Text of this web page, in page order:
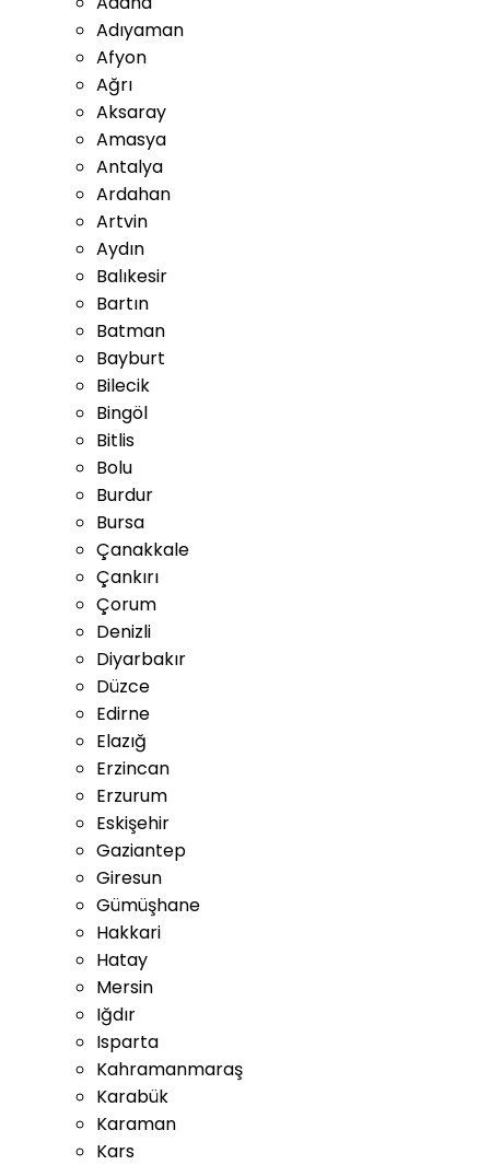
Adıyaman
Afyon
Ağrı
Aksaray
Amasya
Antalya
Ardahan
Artvin
Aydın
Balıkesir
Bartın
Batman
Bayburt
Bilecik
Bingöl
Bitlis
Bolu
Burdur
Bursa
Çanakkale
Çankırı
Çorum
Denizli
Diyarbakır
Düzce
Edirne
Elazığ
Erzincan
Erzurum
Eskişehir
Gaziantep
Giresun
Gümüşhane
Hakkari
Hatay
Mersin
Iğdır
Isparta
Kahramanmaraş
Karabük
Karaman
Kars